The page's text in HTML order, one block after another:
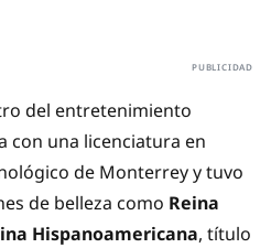
del entretenimiento
con una licenciatura en
de Monterrey y tuvo
de belleza como Reina
Hispanoamericana, título